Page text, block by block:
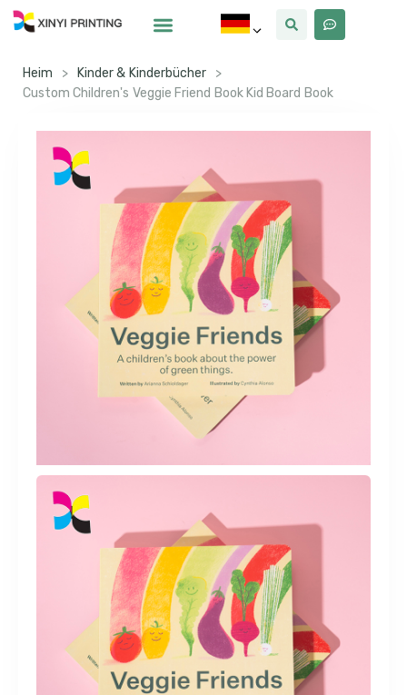
Heim > Kinder & Kinderbücher
>
Custom Children's Veggie Friend Book Kid Board Book